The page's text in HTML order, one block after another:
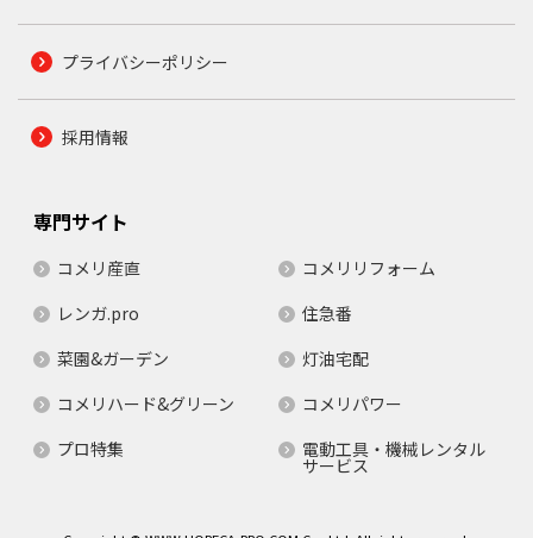
プライバシーポリシー
採用情報
専門サイト
コメリ産直
コメリリフォーム
レンガ.pro
住急番
菜園&ガーデン
灯油宅配
コメリハード&グリーン
コメリパワー
プロ特集
電動工具・機械レンタル
サービス